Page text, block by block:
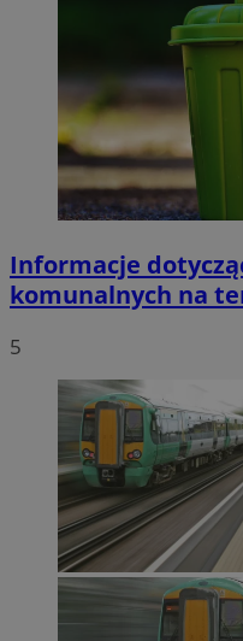
Informacje
komunalnych na
5